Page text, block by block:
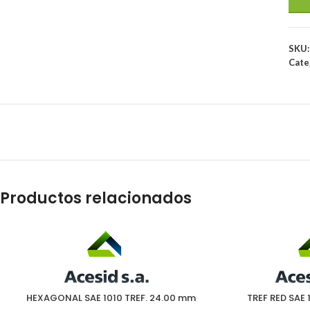
SKU:
Productos relacionados
HEXAGONAL SAE 1010 TREF. 24.00 mm TREF RED